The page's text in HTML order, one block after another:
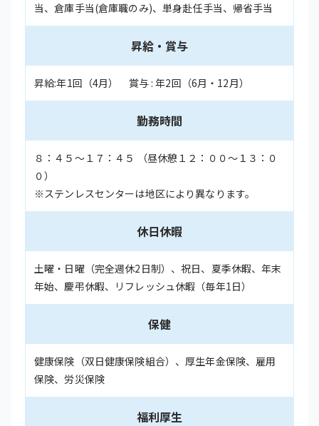
当、倉庫手当(倉庫職のみ)、単身赴任手当、帰省手当
昇給・賞与
昇給:年1回（4月） 賞与 : 年2回（6月・12月）
勤務時間
８：４５～１７：４５ （昼休憩１２：００～１３：０
０）
※ステンレスセンターは地区により異なります。
休日休暇
土曜・日曜（完全週休2日制）、祝日、夏季休暇、年末
年始、慶弔休暇、リフレッシュ休暇（毎年1日）
保健
健康保険（双日健康保険組合）、厚生年金保険、雇用
保険、労災保険
福利厚生